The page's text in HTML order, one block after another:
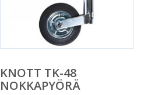
KNOTT TK-48
NOKKAPYÖRÄ